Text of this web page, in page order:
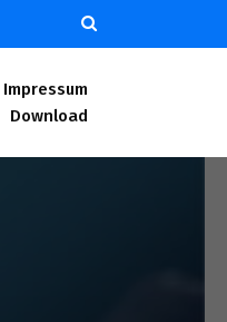
Impressum
Download